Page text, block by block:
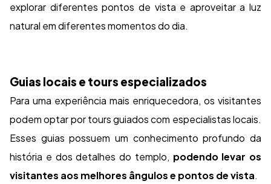
explorar diferentes pontos de vista e aproveitar a luz
natural em diferentes momentos do dia.
Guias locais e tours especializados
Para uma experiência mais enriquecedora, os visitantes
podem optar por tours guiados com especialistas locais.
Esses guias possuem um conhecimento profundo da
história e dos detalhes do templo, podendo levar os
visitantes aos melhores ângulos e pontos de vista.